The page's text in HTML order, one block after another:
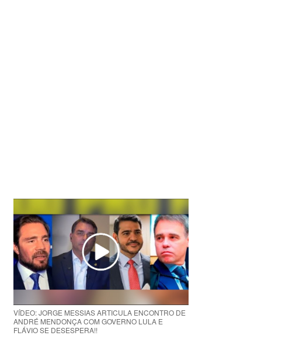
VÍDEO: JORGE MESSIAS ARTICULA ENCONTRO DE
ANDRÉ MENDONÇA COM GOVERNO LULA E
FLÁVIO SE DESESPERA!!